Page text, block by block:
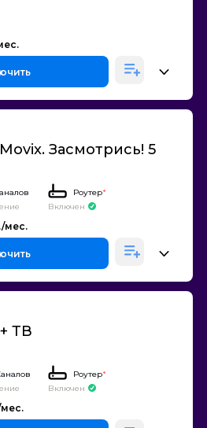
Засмотрись! 5
Роутер*
Включен
ТВ
Роутер*
Включен